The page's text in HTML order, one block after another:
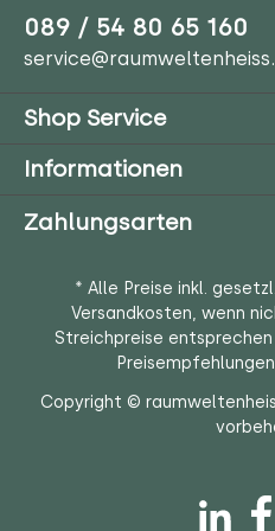
089 / 54 80 65 160
Shop Service
Informationen
Zahlungsarten
* Alle Preise inkl.
Versandkosten, wenn
Streichpreise
Copyright ©